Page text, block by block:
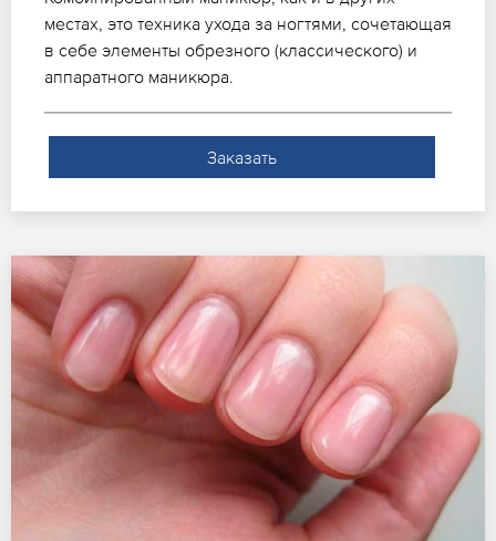
местах, это техника ухода за ногтями, сочетающая
в себе элементы обрезного (классического) и
аппаратного маникюра.
Заказать